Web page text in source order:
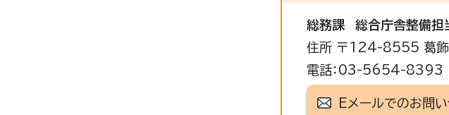
総務課
総合庁舎整備担
住所 〒124-8555 葛
電話：03-5654-8393
Eメールでのお問い